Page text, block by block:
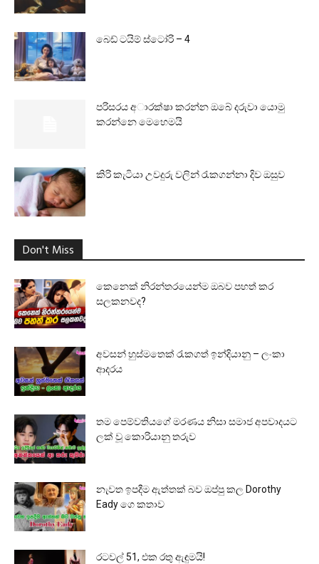
බෙඩ් ටයිම් ස්ටෝරි – 4
පරිසරය අාරක්ෂා කරන්න ඔබේ දරුවා යොමු
කරන්නෙ මෙහෙමයි
කිරි කැටියා උවදුරු වලින් රැකගන්නා දිව ඔසුව
Don't Miss
කෙනෙක් නිරන්තරයෙන්ම ඔබව පහත් කර
සලකනවද?
අවසන් හුස්මතෙක් රැකගත් ඉන්දියානු – ලංකා
ආදරය
තම පෙම්වතියගේ මරණය නිසා සමාජ අපවාදයට
ලක් වූ කොරියානු තරුව
නැවත ඉපදීම ඇත්තක් බව ඔප්පු කල Dorothy
Eady ගෙ කතාව
රටවල් 51, එක රතු ඇඳුමයි!